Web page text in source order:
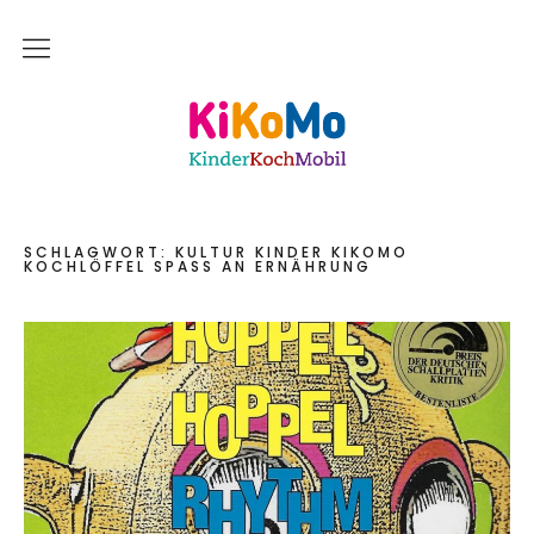
Kinderkochmobil KiKoMo Karlsruhe
Start
Mein Team
Meine Freunde
Saisonal – Regional – Bio
Wir sind “in-Form”
Anerkannt als “BNE”-Akteur
Mein erstes Jahr
SCHLAGWORT: KULTUR KINDER KIKOMO
KOCHLÖFFEL SPASS AN ERNÄHRUNG